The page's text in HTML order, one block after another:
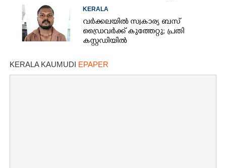
KERALA
വർക്കലയിൽ സ്വകാര്യ ബസ്
ഡ്രൈവർക്ക് കുത്തേറ്റു; പ്രതി
കസ്റ്റഡിയിൽ
KERALA KAUMUDI EPAPER